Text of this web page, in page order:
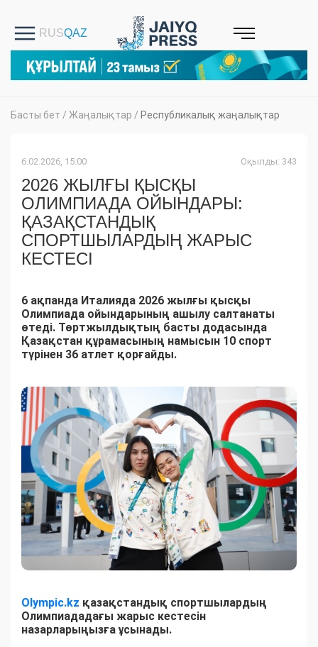
Басты бет / Жаңалықтар / Республикалық жаңалықтар
6.02.2026, 15:00 Оқылды: 343
2026 ЖЫЛҒЫ ҚЫСҚЫ
ОЛИМПИАДА ОЙЫНДАРЫ:
ҚАЗАҚСТАНДЫҚ
СПОРТШЫЛАРДЫҢ ЖАРЫС
КЕСТЕСІ
6 ақпанда Италияда 2026 жылғы қысқы
Олимпиада ойындарының ашылу салтанаты
өтеді. Төртжылдықтың басты додасында
Қазақстан құрамасының намысын 10 спорт
түрінен 36 атлет қорғайды.
Olympic.kz қазақстандық спортшылардың
Олимпиададағы жарыс кестесін
назарларыңызға ұсынады.